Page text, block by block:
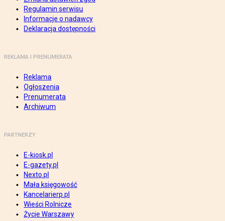
Regulamin serwisu
Informacje o nadawcy
Deklaracja dostępności
REKLAMA I PRENUMERATA
Reklama
Ogłoszenia
Prenumerata
Archiwum
PARTNERZY
E-kiosk.pl
E-gazety.pl
Nexto.pl
Mała księgowość
Kancelarierp.pl
Wieści Rolnicze
Życie Warszawy